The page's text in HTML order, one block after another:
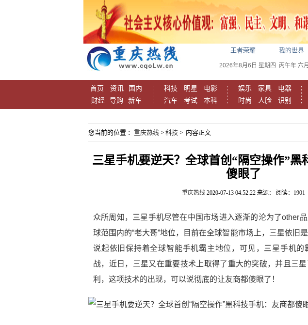
王者荣耀 我的世界
2026年8月6日 星期四 丙午年 六
首页 资讯
国内
财经
导购 新车
科技 明星
电影
汽车
考试 本科
娱乐 家具
电器
时尚
人脸 识别
您当前的位置 ： 重庆热线 > 科技 > 内容正文
三星手机要逆天？全球首创“隔空操作”黑
傻眼了
重庆热线 2020-07-13 04:52:22 来源： 阅读：1901
众所周知，三星手机尽管在中国市场进入逐渐的沦为了other
球范围内的“老大哥”地位，目前在全球智能市场上，三星依旧
说起依旧保持着全球智能手机霸主地位，可见，三星手机的
战，近日，三星又在重要技术上取得了重大的突破，并且三
利，这项技术的出现，可以说彻底的让友商都傻眼了！